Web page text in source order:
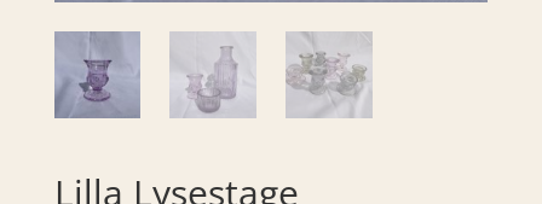
Lilla Lysestage